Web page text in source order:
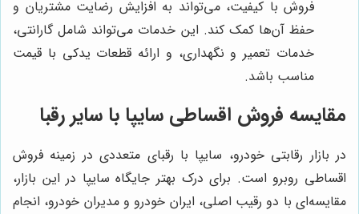
فروش با کیفیت، می‌تواند به افزایش رضایت مشتریان و
حفظ آن‌ها کمک کند. این خدمات می‌تواند شامل گارانتی،
خدمات تعمیر و نگهداری، و ارائه قطعات یدکی با قیمت
مناسب باشد.
مقایسه فروش اقساطی سایپا با سایر رقبا
در بازار رقابتی خودرو، سایپا با رقبای متعددی در زمینه فروش
اقساطی روبرو است. برای درک بهتر جایگاه سایپا در این بازار،
مقایسه‌ای با دو رقیب اصلی، ایران خودرو و مدیران خودرو، انجام